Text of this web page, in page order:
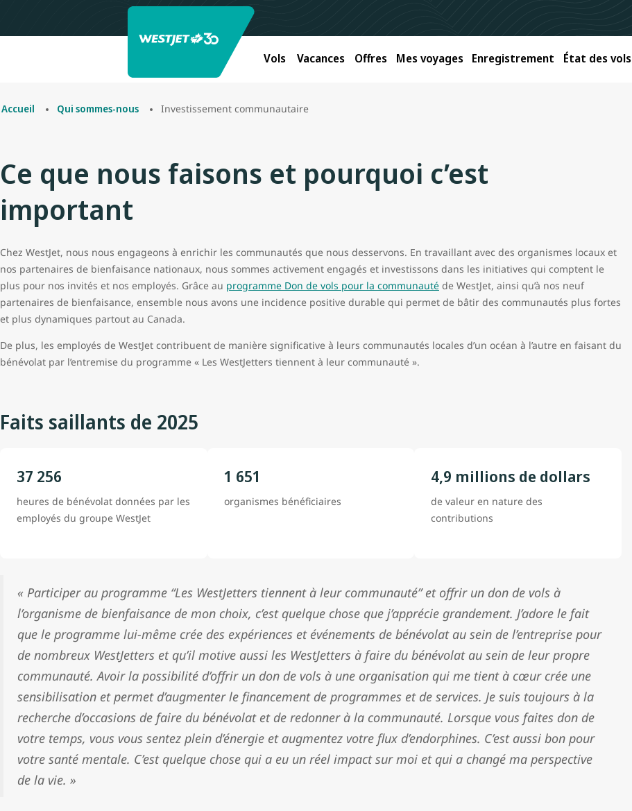
Vols Vacances Offres Mes voyages Enregistrement État des vols
Accueil Qui sommes-nous Investissement communautaire
Ce que nous faisons et pourquoi c’est
important
Chez WestJet, nous nous engageons à enrichir les communautés que nous desservons. En travaillant avec des organismes locaux et
nos partenaires de bienfaisance nationaux, nous sommes activement engagés et investissons dans les initiatives qui comptent le
plus pour nos invités et nos employés. Grâce au programme Don de vols pour la communauté de WestJet, ainsi qu’à nos neuf
partenaires de bienfaisance, ensemble nous avons une incidence positive durable qui permet de bâtir des communautés plus fortes
et plus dynamiques partout au Canada.
De plus, les employés de WestJet contribuent de manière significative à leurs communautés locales d’un océan à l’autre en faisant du
bénévolat par l’entremise du programme « Les WestJetters tiennent à leur communauté ».
Faits saillants de 2025
37 256
heures de bénévolat données par les
employés du groupe WestJet
1 651
organismes bénéficiaires
4,9 millions de dollars
de valeur en nature des
contributions
« Participer au programme “Les WestJetters tiennent à leur communauté” et offrir un don de vols à
l’organisme de bienfaisance de mon choix, c’est quelque chose que j’apprécie grandement. J’adore le fait
que le programme lui-même crée des expériences et événements de bénévolat au sein de l’entreprise pour
de nombreux WestJetters et qu’il motive aussi les WestJetters à faire du bénévolat au sein de leur propre
communauté. Avoir la possibilité d’offrir un don de vols à une organisation qui me tient à cœur crée une
sensibilisation et permet d’augmenter le financement de programmes et de services. Je suis toujours à la
recherche d’occasions de faire du bénévolat et de redonner à la communauté. Lorsque vous faites don de
votre temps, vous vous sentez plein d’énergie et augmentez votre flux d’endorphines. C’est aussi bon pour
votre santé mentale. C’est quelque chose qui a eu un réel impact sur moi et qui a changé ma perspective
de la vie. »